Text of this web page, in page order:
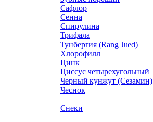
Сафлор
Сенна
Спирулина
Трифала
Тунбергия (Rang Jued)
Хлорофилл
Цинк
Циссус четырехугольный
Черный кунжут (Сезамин)
Чеснок
Снеки